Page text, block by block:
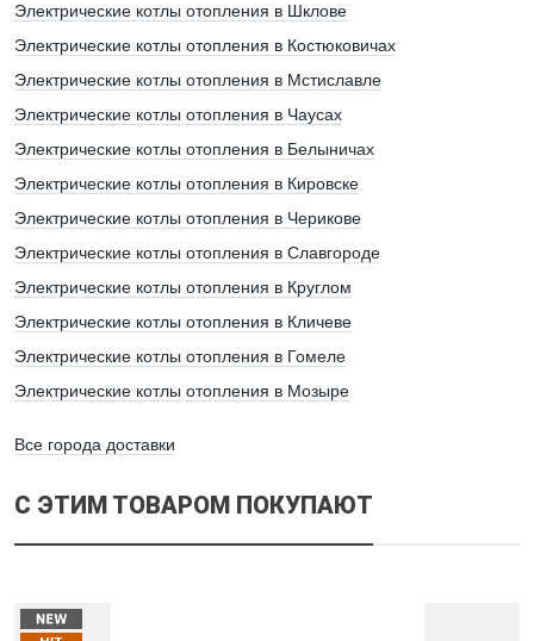
Электрические котлы отопления в Шклове
Электрические котлы отопления в Костюковичах
Электрические котлы отопления в Мстиславле
Электрические котлы отопления в Чаусах
Электрические котлы отопления в Белыничах
Электрические котлы отопления в Кировске
Электрические котлы отопления в Черикове
Электрические котлы отопления в Славгороде
Электрические котлы отопления в Круглом
Электрические котлы отопления в Кличеве
Электрические котлы отопления в Гомеле
Электрические котлы отопления в Мозыре
Все города доставки
С ЭТИМ ТОВАРОМ ПОКУПАЮТ